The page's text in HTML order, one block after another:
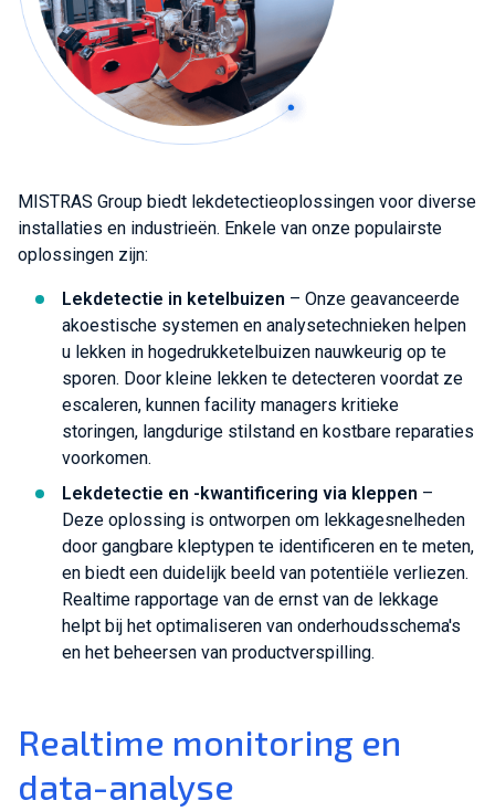
MISTRAS Group biedt lekdetectieoplossingen voor diverse
installaties en industrieën. Enkele van onze populairste
oplossingen zijn:
Lekdetectie in ketelbuizen – Onze geavanceerde
akoestische systemen en analysetechnieken helpen
u lekken in hogedrukketelbuizen nauwkeurig op te
sporen. Door kleine lekken te detecteren voordat ze
escaleren, kunnen facility managers kritieke
storingen, langdurige stilstand en kostbare reparaties
voorkomen.
Lekdetectie en -kwantificering via kleppen –
Deze oplossing is ontworpen om lekkagesnelheden
door gangbare kleptypen te identificeren en te meten,
en biedt een duidelijk beeld van potentiële verliezen.
Realtime rapportage van de ernst van de lekkage
helpt bij het optimaliseren van onderhoudsschema's
en het beheersen van productverspilling.
Realtime monitoring en
data-analyse